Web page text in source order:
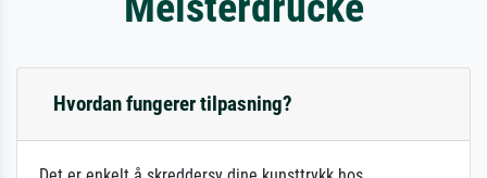
Hvordan fungerer tilpasning?